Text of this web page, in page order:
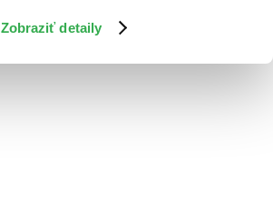
Zobraziť detaily